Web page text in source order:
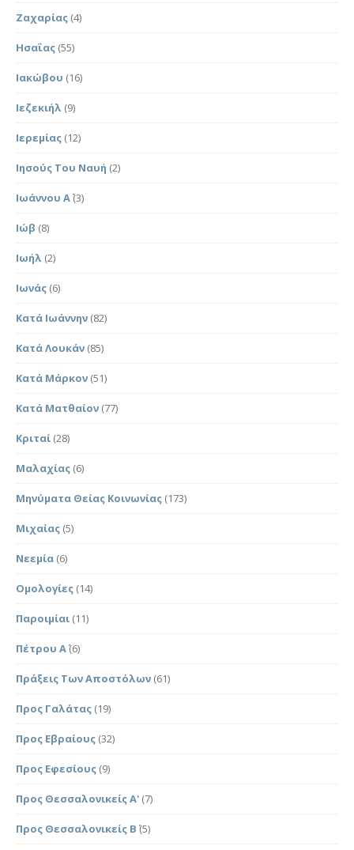
Ζαχαρίας (4)
Ησαΐας (55)
Ιακώβου (16)
Ιεζεκιήλ (9)
Ιερεμίας (12)
Ιησούς Του Ναυή (2)
Ιωάννου Α΄(3)
Ιώβ (8)
Ιωήλ (2)
Ιωνάς (6)
Κατά Ιωάννην (82)
Κατά Λουκάν (85)
Κατά Μάρκον (51)
Κατά Ματθαίον (77)
Κριταί (28)
Μαλαχίας (6)
Μηνύματα Θείας Κοινωνίας (173)
Μιχαίας (5)
Νεεμία (6)
Ομολογίες (14)
Παροιμίαι (11)
Πέτρου Α΄(6)
Πράξεις Των Αποστόλων (61)
Προς Γαλάτας (19)
Προς Εβραίους (32)
Προς Εφεσίους (9)
Προς Θεσσαλονικείς Α' (7)
Προς Θεσσαλονικείς Β΄ (5)